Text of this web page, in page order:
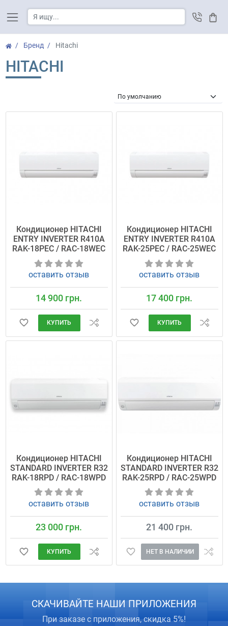
Бренд Hitachi
HITACHI
Кондиционер HITACHI
ENTRY INVERTER R410A
RAK-18PEC / RAC-18WEC
оставить отзыв
14 900 грн.
КУПИТЬ
Кондиционер HITACHI
ENTRY INVERTER R410A
RAK-25PEC / RAC-25WEC
оставить отзыв
17 400 грн.
КУПИТЬ
Кондиционер HITACHI
STANDARD INVERTER R32
RAK-18RPD / RAC-18WPD
оставить отзыв
23 000 грн.
КУПИТЬ
Кондиционер HITACHI
STANDARD INVERTER R32
RAK-25RPD / RAC-25WPD
оставить отзыв
21 400 грн.
НЕТ В НАЛИЧИИ
СКАЧИВАЙТЕ НАШИ ПРИЛОЖЕНИЯ
При заказе с приложения, скидка 5%!